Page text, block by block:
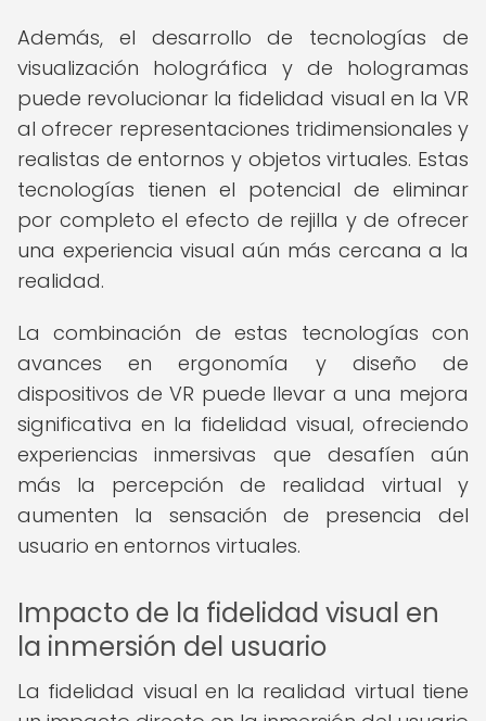
Además, el desarrollo de tecnologías de
visualización holográfica y de hologramas
puede revolucionar la fidelidad visual en la VR
al ofrecer representaciones tridimensionales y
realistas de entornos y objetos virtuales. Estas
tecnologías tienen el potencial de eliminar
por completo el efecto de rejilla y de ofrecer
una experiencia visual aún más cercana a la
realidad.
La combinación de estas tecnologías con
avances en ergonomía y diseño de
dispositivos de VR puede llevar a una mejora
significativa en la fidelidad visual, ofreciendo
experiencias inmersivas que desafíen aún
más la percepción de realidad virtual y
aumenten la sensación de presencia del
usuario en entornos virtuales.
Impacto de la fidelidad visual en
la inmersión del usuario
La fidelidad visual en la realidad virtual tiene